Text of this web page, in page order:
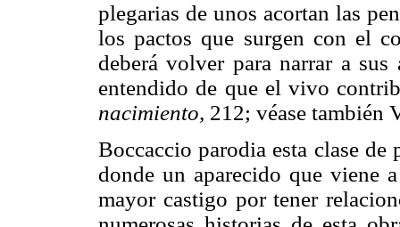
plegarias de unos acortan las
los pactos que surgen con el
deberá volver para narrar a
entendido de que el vivo
nacimiento, 212; véase también
Boccaccio parodia esta clase
donde un aparecido que viene
mayor castigo por tener